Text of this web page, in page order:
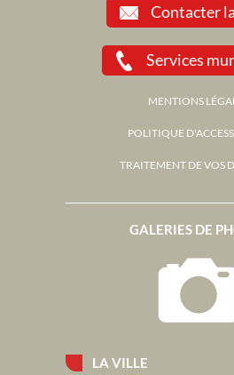
LA VILLE
GALERIES DE
Contacter
Services
MENTIONS
POLITIQUE
TRAITEMENT DE VOS